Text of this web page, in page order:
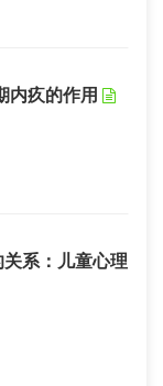
内疚的作用
系：儿童心理